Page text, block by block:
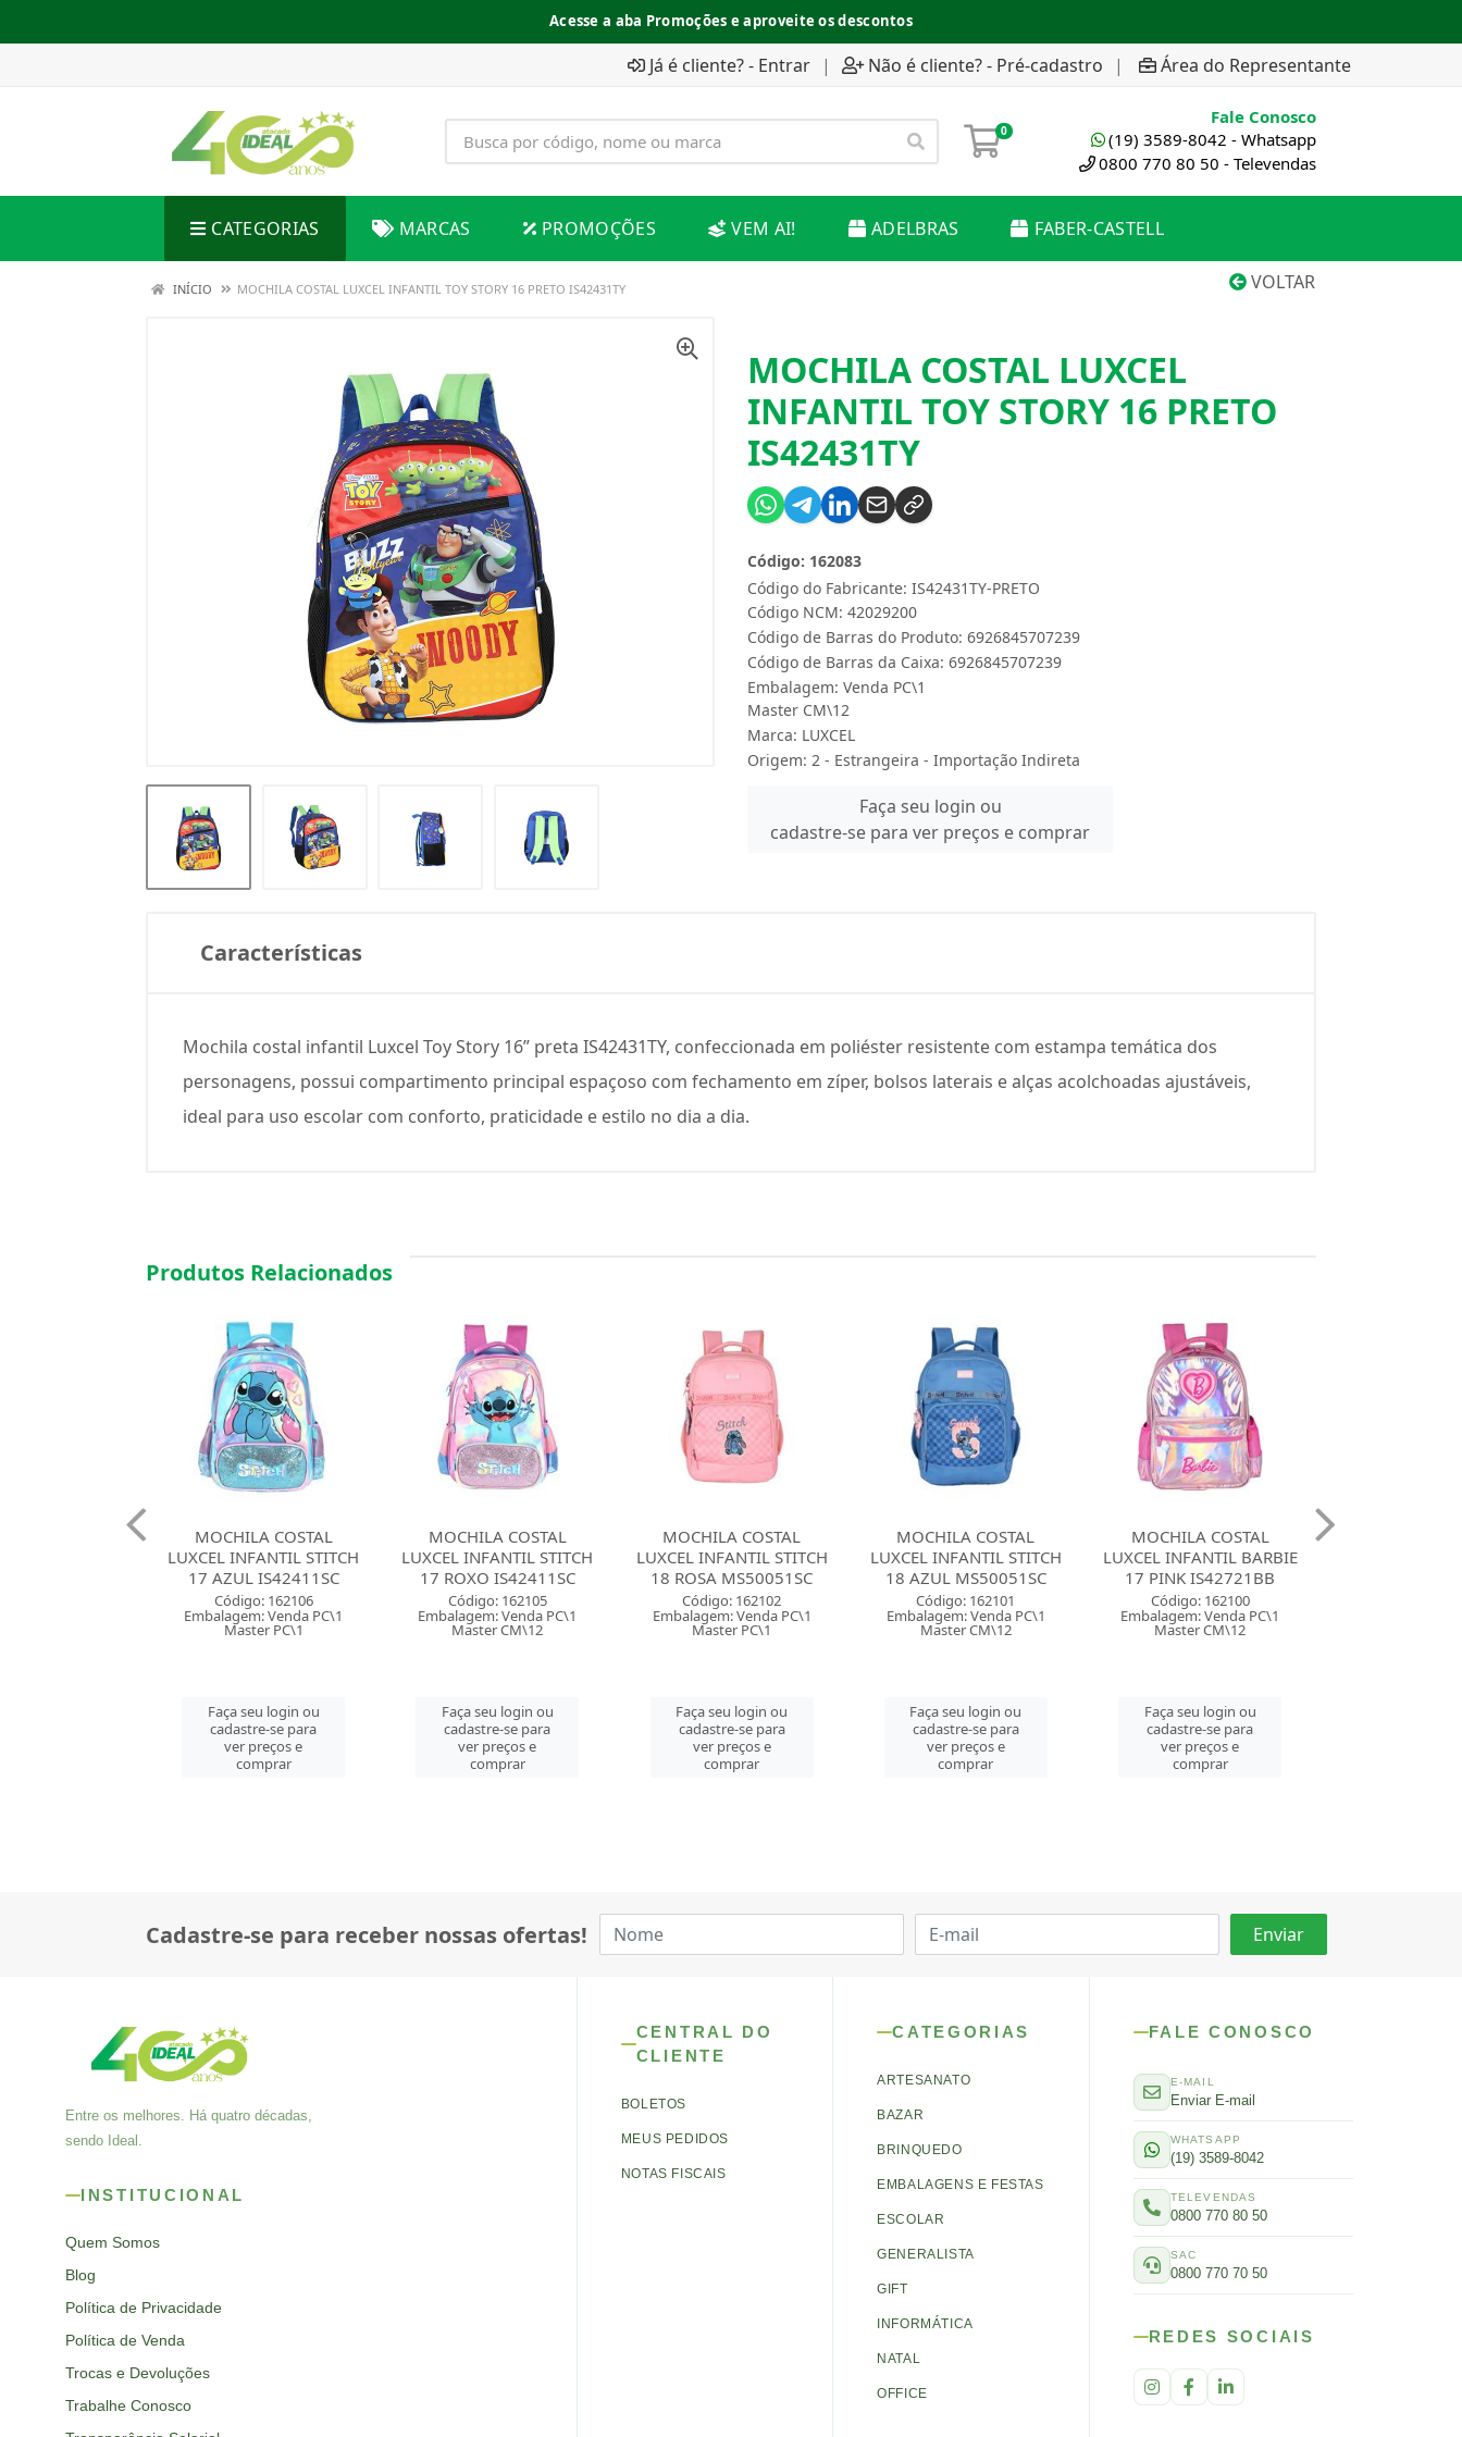
Acesse a aba Promoções e aproveite os descontos
Já é cliente? - Entrar | Não é cliente? - Pré-cadastro | Área do Representante
0
Fale Conosco
(19) 3589-8042 - Whatsapp
0800 770 80 50 - Televendas
CATEGORIAS MARCAS PROMOÇÕES VEM AI! ADELBRAS FABER-CASTELL
VOLTAR
INÍCIO MOCHILA COSTAL LUXCEL INFANTIL TOY STORY 16 PRETO IS42431TY
MOCHILA COSTAL LUXCEL
INFANTIL TOY STORY 16 PRETO
IS42431TY
Código do Fabricante: IS42431TY-PRETO
Código: 162083
Código NCM: 42029200
Código de Barras do Produto: 6926845707239
Código de Barras da Caixa: 6926845707239
Embalagem: Venda PC\1
Master CM\12
Marca: LUXCEL
Origem: 2 - Estrangeira - Importação Indireta
Faça seu login ou
cadastre-se para ver preços e comprar
Características
Mochila costal infantil Luxcel Toy Story 16” preta IS42431TY, confeccionada em poliéster resistente com estampa temática dos
personagens, possui compartimento principal espaçoso com fechamento em zíper, bolsos laterais e alças acolchoadas ajustáveis,
ideal para uso escolar com conforto, praticidade e estilo no dia a dia.
Produtos Relacionados
MOCHILA COSTAL
LUXCEL INFANTIL STITCH
17 ROXO IS42411SC
Código: 162105
Embalagem: Venda PC\1
Master CM\12
Faça seu login ou
cadastre-se para
ver preços e
comprar
MOCHILA COSTAL
LUXCEL INFANTIL STITCH
18 ROSA MS50051SC
Código: 162102
Embalagem: Venda PC\1
Master PC\1
Faça seu login ou
cadastre-se para
ver preços e
comprar
MOCHILA COSTAL
LUXCEL INFANTIL STITCH
18 AZUL MS50051SC
Código: 162101
Embalagem: Venda PC\1
Master CM\12
Faça seu login ou
cadastre-se para
ver preços e
comprar
MOCHILA COSTAL
LUXCEL INFANTIL BARBIE
17 PINK IS42721BB
Código: 162100
Embalagem: Venda PC\1
Master CM\12
Faça seu login ou
cadastre-se para
ver preços e
comprar
MOCHILA COSTAL
LUXCEL INFANTIL LOTSO
AZUL MS5011LS
Código: 162097
Embalagem: Venda PC\1
Master PC\1
Faça seu login ou
cadastre-se para
ver preços e
comprar
Cadastre-se para receber nossas ofertas!
Entre os melhores. Há quatro décadas,
sendo Ideal.
INSTITUCIONAL
Quem Somos
Blog
Política de Privacidade
Política de Venda
Trocas e Devoluções
Trabalhe Conosco
CENTRAL DO
CLIENTE
BOLETOS
MEUS PEDIDOS
NOTAS FISCAIS
CATEGORIAS
ARTESANATO
BAZAR
BRINQUEDO
EMBALAGENS E FESTAS
ESCOLAR
GENERALISTA
GIFT
INFORMÁTICA
NATAL
OFFICE
FALE CONOSCO
E-MAIL
Enviar E-mail
WHATSAPP
(19) 3589-8042
TELEVENDAS
0800 770 80 50
SAC
0800 770 70 50
REDES SOCIAIS